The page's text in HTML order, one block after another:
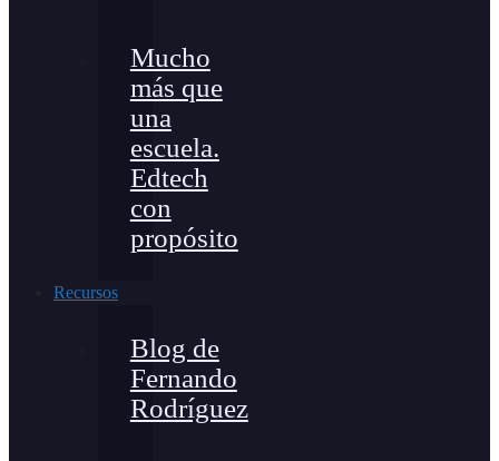
Mucho
más que
una
escuela.
Edtech
con
propósito
Recursos
Blog de
Fernando
Rodríguez